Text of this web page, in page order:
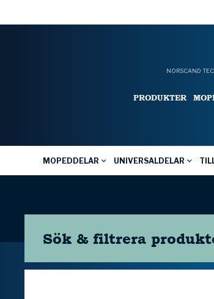
NORSCAND
PRODUKTER
MOPEDDELAR UNIVERSALDELAR
Sök & filtrera